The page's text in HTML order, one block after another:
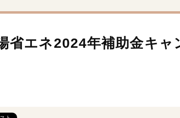
省エネ2024年補助金キャ